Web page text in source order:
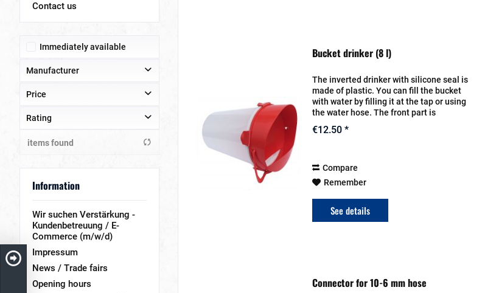
Contact us
Immediately available
Manufacturer
Danki
Fritz Göbel GmbH & Co.KG
Hemel
NOVITAL
Olba
Olba & Stükerjürgen
PVA
Stükerjürgen
Price
Rating
items found
Information
Wir suchen Verstärkung -
Kundenbetreuung / E-
Commerce (m/w/d)
Impressum
News / Trade fairs
Opening hours
Bucket drinker (8 l)
The inverted drinker with silicone seal is
made of plastic. You can fill the bucket
with water by filling it at the tap or using
the water hose. The front part is
Dimensions: 26 x 25 x 37 cm
€12.50 *
Compare
Remember
See details
Connector for 10-6 mm hose